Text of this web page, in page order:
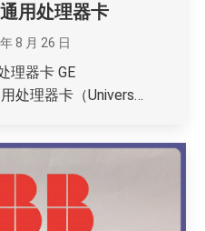
用处理器卡
8 月 26 日
理器卡 GE
处理器卡（Univers…